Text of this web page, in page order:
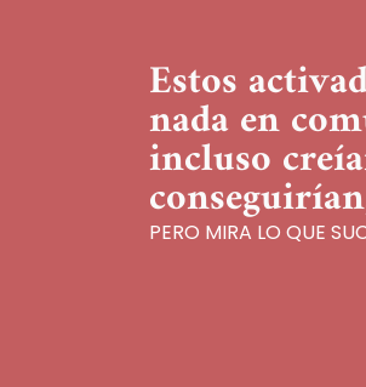
Estos
nada en
incluso
PERO MIRA LO QUE